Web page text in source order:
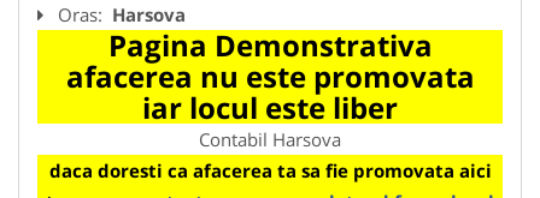
Oras: Harsova
Pagina Demonstrativa
afacerea nu este promovata
iar locul este liber
Contabil Harsova
daca doresti ca afacerea ta sa fie promovata aici